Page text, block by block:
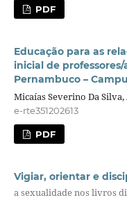
PDF
Educação para as
inicial de
Pernambuco –
Micaías Severino Da
e-rte351202613
PDF
Vigiar, orientar e
a sexualidade nos livros